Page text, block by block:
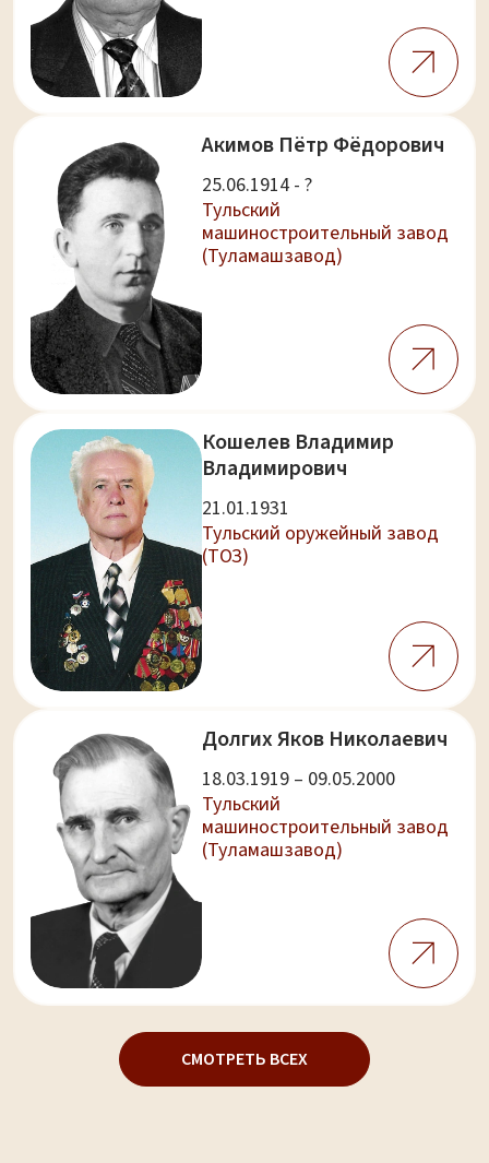
Акимов Пётр Фёдорович
25.06.1914 - ?
Тульский
машиностроительный завод
(Туламашзавод)
Кошелев Владимир
Владимирович
21.01.1931
Тульский оружейный завод
(ТОЗ)
Долгих Яков Николаевич
18.03.1919 – 09.05.2000
Тульский
машиностроительный завод
(Туламашзавод)
СМОТРЕТЬ ВСЕХ